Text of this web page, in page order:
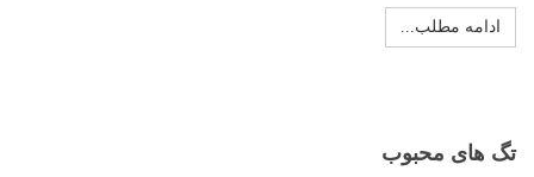
ادامه مطلب...
تگ های محبوب